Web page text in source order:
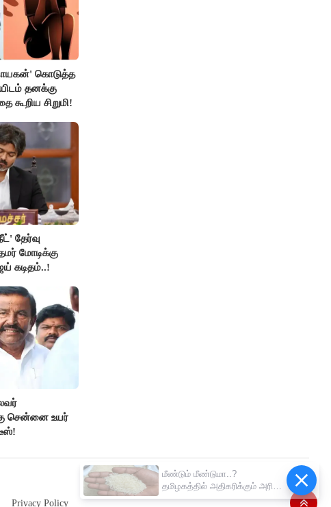
கொடுத்த
தனக்கு
கூறிய சிறுமி!
தேர்வு
மோடிக்கு
கடிதம்..!
சென்னை உயர்
Privacy Policy
மீண்டும் மீண்டுமா..?
தமிழகத்தில் அதிகரிக்கும் அரிசி
விலை..!